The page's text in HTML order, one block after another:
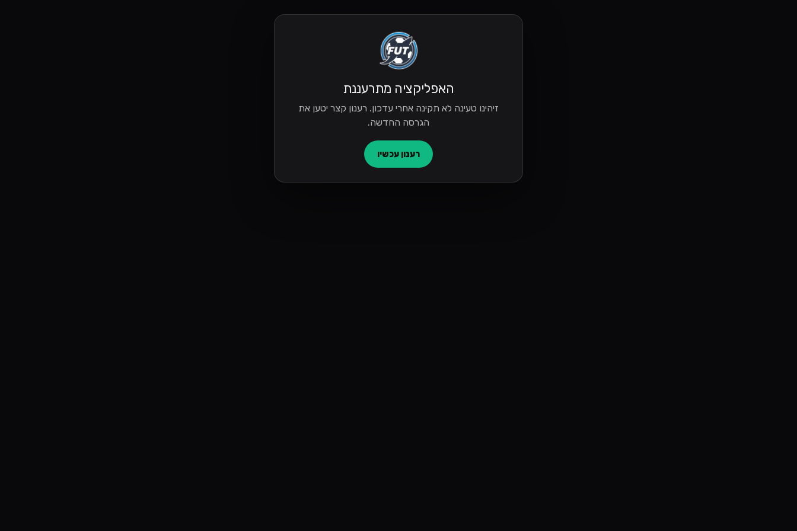
האפליקציה מתרעננת
זיהינו טעינה לא תקינה אחרי עדכון. רענון קצר יטען את
הגרסה החדשה.
רענון עכשיו